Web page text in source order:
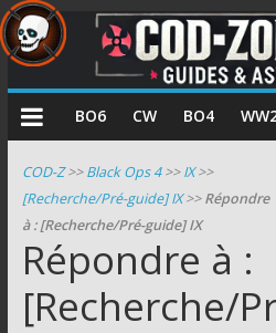
COD
Zombie
Guides
et
astuces
pour
BO6 CW BO4
COD-Z>>Black Ops 4>>IX>>
[Recherche/Pré-guide] IX>>Répondre
à : [Recherche/Pré-guide] IX
Répondre à :
[Recherche/